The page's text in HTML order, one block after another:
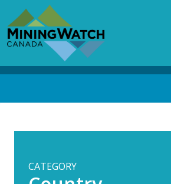
main
content
CATEGORY